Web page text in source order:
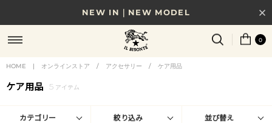
NEW IN｜NEW MODEL
8/17(月)10時まで｜税込11,000円以上で送料無料
贈る相手やシーンから選べる、新しいギフトガイド
NEW IN｜COLOR LEATHER
0
HOME | オンラインストア / アクセサリー / ケア用品
ケア用品 5 アイテム
カテゴリー 絞り込み 並び替え